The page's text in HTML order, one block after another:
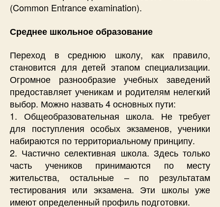
(Common Entrance examination).
Среднее школьное образование
Переход в среднюю школу, как правило,
становится для детей этапом специализации.
Огромное разнообразие учебных заведений
предоставляет ученикам и родителям нелегкий
выбор. Можно назвать 4 основных пути:
1. Общеобразовательная школа. Не требует
для поступления особых экзаменов, ученики
набираются по территориальному принципу.
2. Частично селективная школа. Здесь только
часть учеников принимаются по месту
жительства, остальные – по результатам
тестирования или экзамена. Эти школы уже
имеют определенный профиль подготовки.